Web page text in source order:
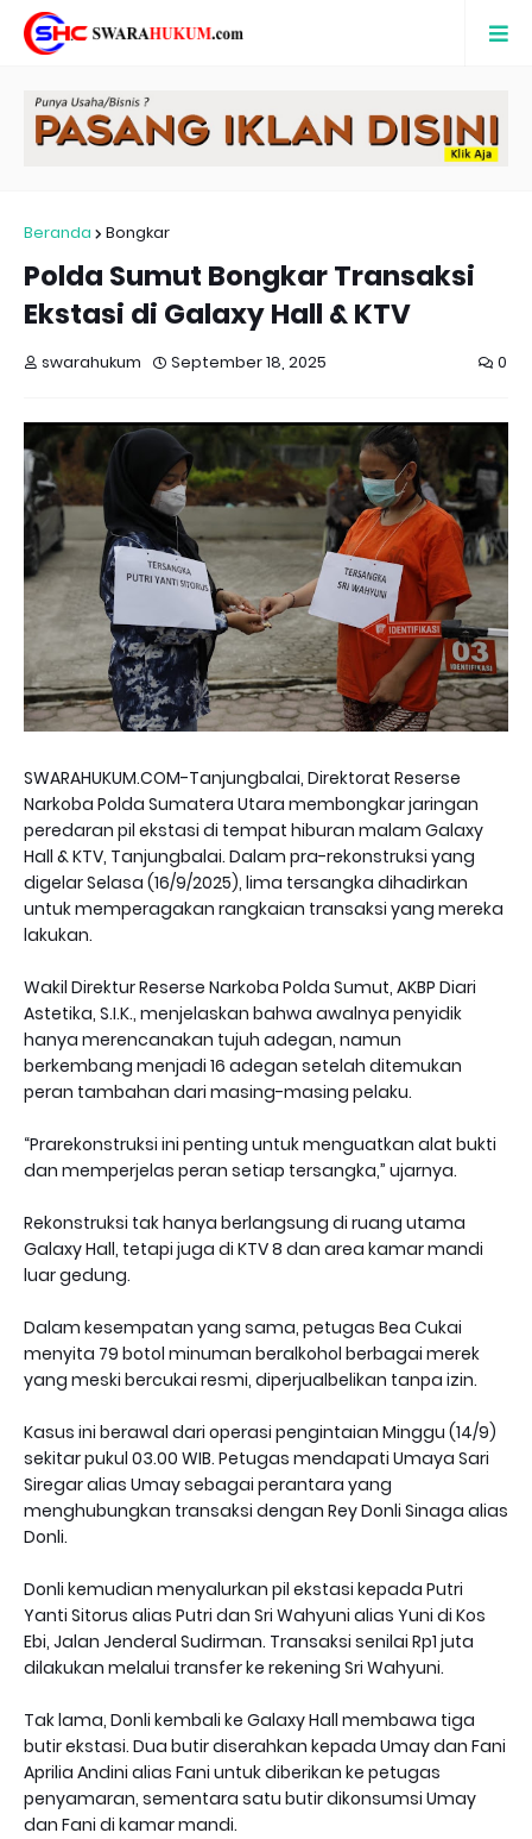
Beranda Bongkar
Polda Sumut Bongkar Transaksi
Ekstasi di Galaxy Hall & KTV
swarahukum September 18, 2025 0
SWARAHUKUM.COM-Tanjungbalai, Direktorat Reserse
Narkoba Polda Sumatera Utara membongkar jaringan
peredaran pil ekstasi di tempat hiburan malam Galaxy
Hall & KTV, Tanjungbalai. Dalam pra-rekonstruksi yang
digelar Selasa (16/9/2025), lima tersangka dihadirkan
untuk memperagakan rangkaian transaksi yang mereka
lakukan.
Wakil Direktur Reserse Narkoba Polda Sumut, AKBP Diari
Astetika, S.I.K., menjelaskan bahwa awalnya penyidik
hanya merencanakan tujuh adegan, namun
berkembang menjadi 16 adegan setelah ditemukan
peran tambahan dari masing-masing pelaku.
“Prarekonstruksi ini penting untuk menguatkan alat bukti
dan memperjelas peran setiap tersangka,” ujarnya.
Rekonstruksi tak hanya berlangsung di ruang utama
Galaxy Hall, tetapi juga di KTV 8 dan area kamar mandi
luar gedung.
Dalam kesempatan yang sama, petugas Bea Cukai
menyita 79 botol minuman beralkohol berbagai merek
yang meski bercukai resmi, diperjualbelikan tanpa izin.
Kasus ini berawal dari operasi pengintaian Minggu (14/9)
sekitar pukul 03.00 WIB. Petugas mendapati Umaya Sari
Siregar alias Umay sebagai perantara yang
menghubungkan transaksi dengan Rey Donli Sinaga alias
Donli.
Donli kemudian menyalurkan pil ekstasi kepada Putri
Yanti Sitorus alias Putri dan Sri Wahyuni alias Yuni di Kos
Ebi, Jalan Jenderal Sudirman. Transaksi senilai Rp1 juta
dilakukan melalui transfer ke rekening Sri Wahyuni.
Tak lama, Donli kembali ke Galaxy Hall membawa tiga
butir ekstasi. Dua butir diserahkan kepada Umay dan Fani
Aprilia Andini alias Fani untuk diberikan ke petugas
penyamaran, sementara satu butir dikonsumsi Umay
dan Fani di kamar mandi.